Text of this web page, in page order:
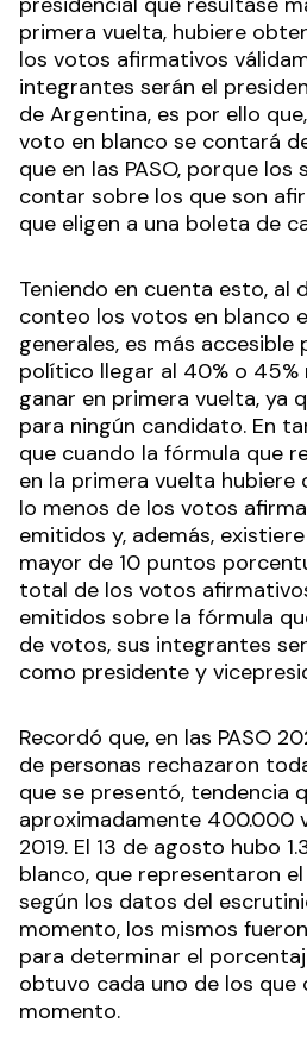
primera vuelta, hubiere
los votos afirmativos
integrantes serán el
de Argentina, es por ello
voto en blanco se contará
que en las PASO, porque los
contar sobre los que son
que eligen a una boleta de
Teniendo en cuenta esto, al
conteo los votos en blanco
generales, es más
político llegar al 40% o 45%
ganar en primera vuelta, ya
para ningún candidato. En
que cuando la fórmula que
en la primera vuelta
lo menos de los votos
emitidos y, además,
mayor de 10 puntos
total de los votos
emitidos sobre la fórmula
de votos, sus integrantes
como presidente y
Recordó que, en las PASO
de personas rechazaron
que se presentó, tendencia
aproximadamente 400.000
2019. El 13 de agosto hubo
blanco, que representaron
según los datos del
momento, los mismos
para determinar el
obtuvo cada uno de los que
momento.